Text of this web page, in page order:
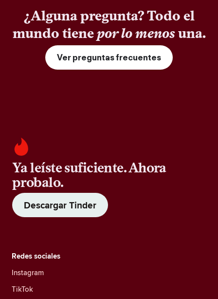
¿Alguna pregunta? Todo el
mundo tienepor lo menosuna.
Ver preguntas frecuentes
Ya leíste suficiente. Ahora
probalo.
Descargar Tinder
Redes sociales
Instagram
TikTok